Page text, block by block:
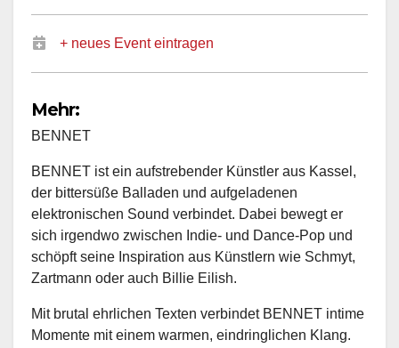
+ neues Event eintragen
Mehr:
BENNET
BENNET ist ein aufstrebender Künstler aus Kassel,
der bittersüße Balladen und aufgeladenen
elektronischen Sound verbindet. Dabei bewegt er
sich irgendwo zwischen Indie- und Dance-Pop und
schöpft seine Inspiration aus Künstlern wie Schmyt,
Zartmann oder auch Billie Eilish.
Mit brutal ehrlichen Texten verbindet BENNET intime
Momente mit einem warmen, eindringlichen Klang.